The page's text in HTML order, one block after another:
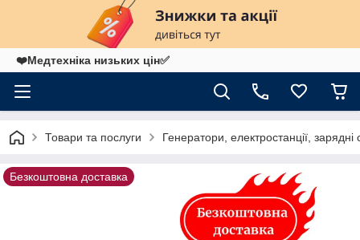
❤️Медтехніка низьких цін✅
Товари та послуги Генератори, електростанції, зарядні
Безкоштовна доставка